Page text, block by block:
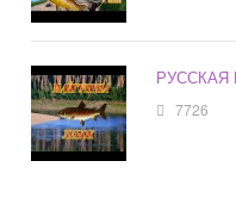
РУССКАЯ
7726